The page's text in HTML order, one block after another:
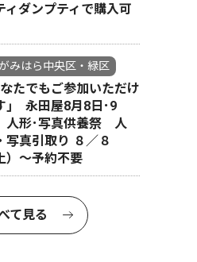
ィダンプティで購入可
みはら中央区・緑区
たでもご参加いただけ
｣ 永田屋8月8日･9
形･写真供養祭 人
写真引取り ８／８
）〜予約不要
て見る